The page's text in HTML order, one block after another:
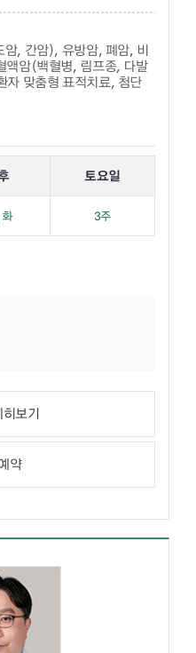
, 간암), 유방암, 폐암, 비
액암(백혈병, 림프종, 다발
자 맞춤형 표적치료, 첨단
토요일
3주
보기
약